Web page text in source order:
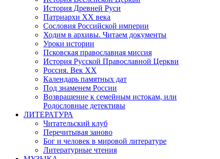
История Древней Руси
Патриархи XX века
Сословия Российской империи
Ходим в архивы. Читаем документы
Уроки истории
Псковская православная миссия
История Русской Православной Церкви
Россия. Век ХХ
Календарь памятных дат
Под знаменем России
Возвращение к семейным истокам, или
Родословные детективы
ЛИТЕРАТУРА
Читательский клуб
Перечитывая заново
Бог и человек в мировой литературе
Литературные чтения